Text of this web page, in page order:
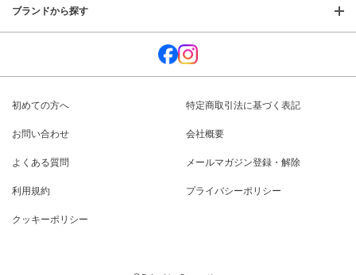
ブランドから探す
初めての方へ 特定商取引法に基づく表記
お問い合わせ 会社概要
よくある質問 メールマガジン登録・解除
利用規約 プライバシーポリシー
クッキーポリシー